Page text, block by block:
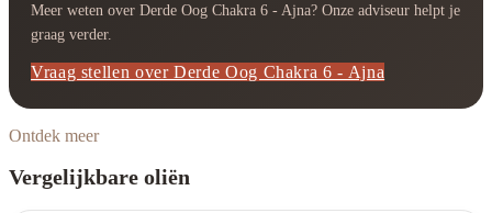
Meer weten over Derde Oog Chakra 6 - Ajna? Onze adviseur helpt je
graag verder.
Vraag stellen over Derde Oog Chakra 6 - Ajna
Ontdek meer
Vergelijkbare oliën